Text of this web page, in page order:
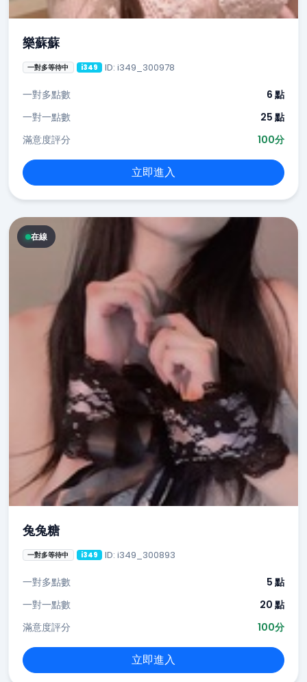
樂蘇蘇
一對多等待中 i349 ID: i349_300978
一對多點數
6 點
一對一點數
25 點
滿意度評分
100分
立即進入
在線
兔兔糖
一對多等待中 i349 ID: i349_300893
一對多點數
5 點
一對一點數
20 點
滿意度評分
100分
立即進入